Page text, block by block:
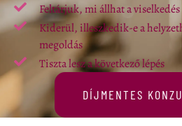
Feltárjuk, mi állhat a
Kiderül, illeszkedik-e a
megoldás
Tiszta lesz a következő lépés
DÍJMENTES